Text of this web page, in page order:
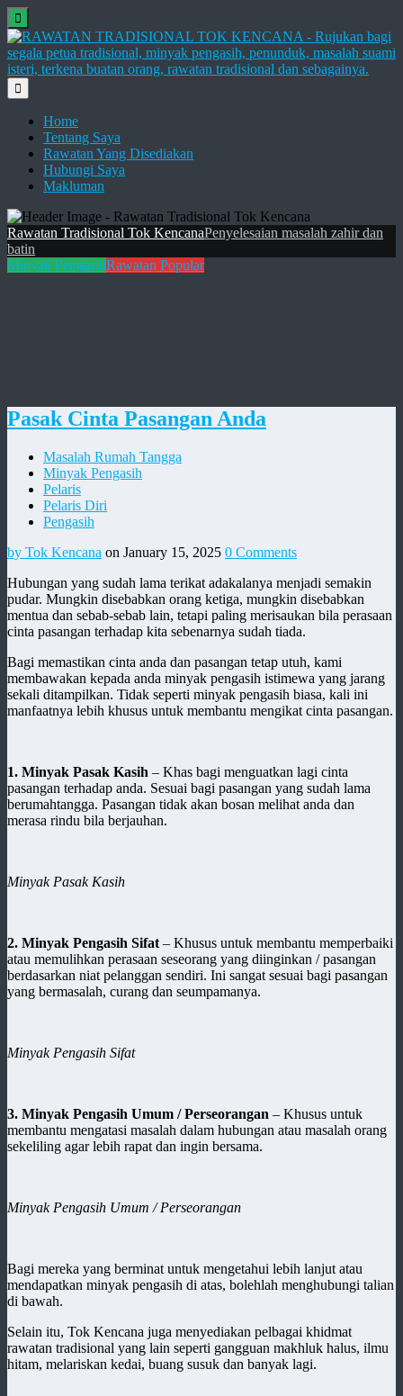
Home
Tentang Saya
Rawatan Yang Disediakan
Hubungi Saya
Makluman
Rawatan Tradisional Tok KencanaPenyelesaian masalah zahir dan
batin
Minyak PengasihRawatan Popular
Pasak Cinta Pasangan Anda
Masalah Rumah Tangga
Minyak Pengasih
Pelaris
Pelaris Diri
Pengasih
by Tok Kencana on January 15, 2025 0 Comments
Hubungan yang sudah lama terikat adakalanya menjadi semakin
pudar. Mungkin disebabkan orang ketiga, mungkin disebabkan
mentua dan sebab-sebab lain, tetapi paling merisaukan bila perasaan
cinta pasangan terhadap kita sebenarnya sudah tiada.
Bagi memastikan cinta anda dan pasangan tetap utuh, kami
membawakan kepada anda minyak pengasih istimewa yang jarang
sekali ditampilkan. Tidak seperti minyak pengasih biasa, kali ini
manfaatnya lebih khusus untuk membantu mengikat cinta pasangan.
1. Minyak Pasak Kasih – Khas bagi menguatkan lagi cinta
pasangan terhadap anda. Sesuai bagi pasangan yang sudah lama
berumahtangga. Pasangan tidak akan bosan melihat anda dan
merasa rindu bila berjauhan.
Minyak Pasak Kasih
2. Minyak Pengasih Sifat – Khusus untuk membantu memperbaiki
atau memulihkan perasaan seseorang yang diinginkan / pasangan
berdasarkan niat pelanggan sendiri. Ini sangat sesuai bagi pasangan
yang bermasalah, curang dan seumpamanya.
Minyak Pengasih Sifat
3. Minyak Pengasih Umum / Perseorangan – Khusus untuk
membantu mengatasi masalah dalam hubungan atau masalah orang
sekeliling agar lebih rapat dan ingin bersama.
Minyak Pengasih Umum / Perseorangan
Bagi mereka yang berminat untuk mengetahui lebih lanjut atau
mendapatkan minyak pengasih di atas, bolehlah menghubungi talian
di bawah.
Selain itu, Tok Kencana juga menyediakan pelbagai khidmat
rawatan tradisional yang lain seperti gangguan makhluk halus, ilmu
hitam, melariskan kedai, buang susuk dan banyak lagi.